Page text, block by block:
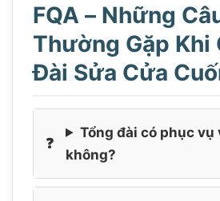
FQA – Những
Thường Gặp Khi
Đài Sửa Cửa
Tổng đài có phục vụ
không?